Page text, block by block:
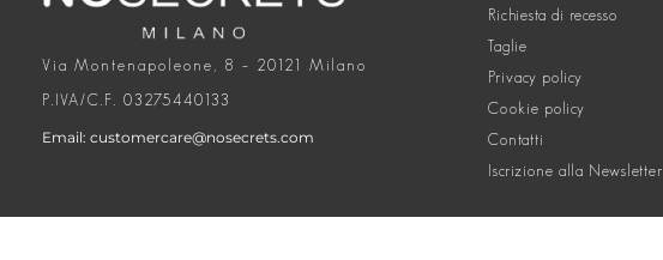
Via Montenapoleone, 8 – 20121 Milano
P.IVA/C.F. 03275440133
Email: customercare@nosecrets.com
Richiesta di recesso
Taglie
Privacy policy
Cookie policy
Contatti
Iscrizione alla Newsletter